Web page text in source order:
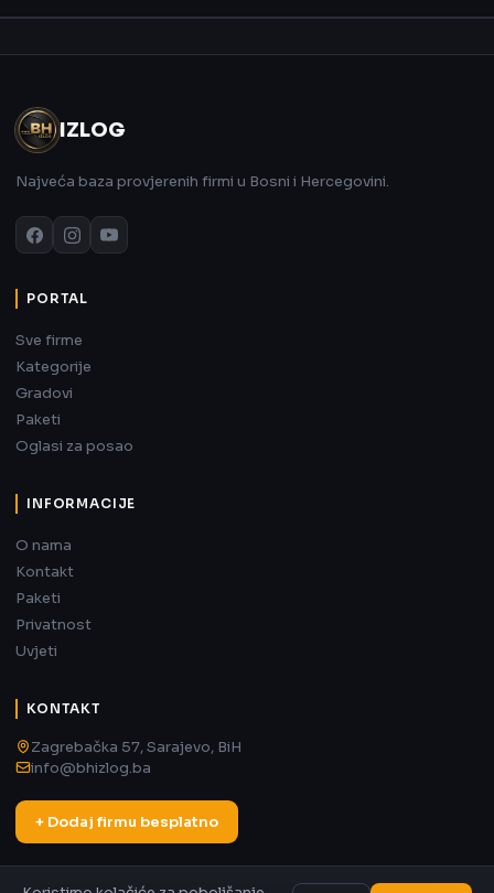
IZLOG
Najveća baza provjerenih firmi u Bosni i Hercegovini.
PORTAL
Sve firme
Kategorije
Gradovi
Paketi
Oglasi za posao
INFORMACIJE
O nama
Kontakt
Paketi
Privatnost
Uvjeti
KONTAKT
Zagrebačka 57, Sarajevo, BiH
info@bhizlog.ba
+ Dodaj firmu besplatno